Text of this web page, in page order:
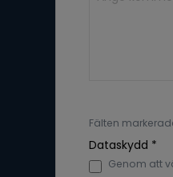
Fälten
Dataskydd *
Genom att